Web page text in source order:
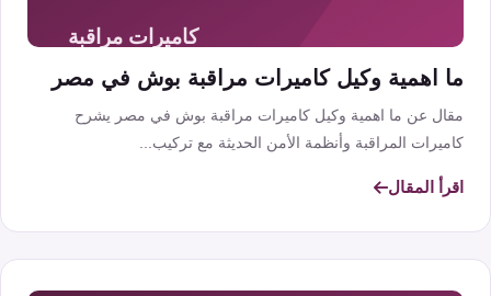
ما اهمية وكيل كاميرات مراقبة بوش في مصر
مقال عن ما اهمية وكيل كاميرات مراقبة بوش في مصر يشرح
كاميرات المراقبة وأنظمة الأمن الحديثة مع تركيب...
اقرأ المقال